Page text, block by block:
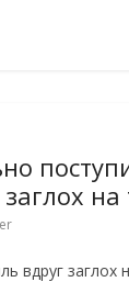
на
вдруг заглох